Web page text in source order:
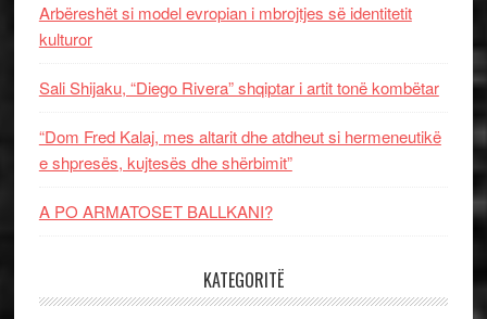
Arbëreshët si model evropian i mbrojtjes së identitetit
kulturor
Sali Shijaku, “Diego Rivera” shqiptar i artit tonë kombëtar
“Dom Fred Kalaj, mes altarit dhe atdheut si hermeneutikë
e shpresës, kujtesës dhe shërbimit”
A PO ARMATOSET BALLKANI?
KATEGORITË